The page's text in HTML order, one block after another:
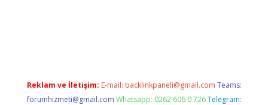
Reklam ve İletişim: E-mail: backlinkpaneli@gmail.com Teams:
forumhizmeti@gmail.com Whatsapp: 0262 606 0 726 Telegram: